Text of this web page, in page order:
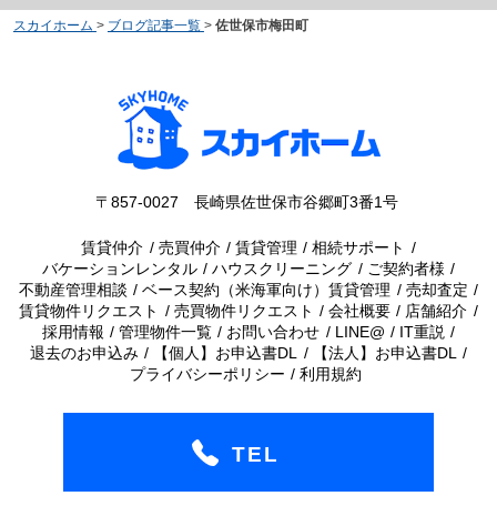
スカイホーム > ブログ記事一覧 > 佐世保市梅田町
〒857-0027 長崎県佐世保市谷郷町3番1号
賃貸仲介 売買仲介 賃貸管理
相続サポート
バケーションレンタル
ハウスクリーニング
ご契約者様
不動産管理相談
ベース契約（米海軍向け）賃貸管理
売却査定
賃貸物件リクエスト
売買物件リクエスト 会社概要
店舗紹介
採用情報
管理物件一覧 お問い合わせ LINE@
IT重説
退去のお申込み
【個人】お申込書DL
【法人】お申込書DL
プライバシーポリシー
利用規約
TEL